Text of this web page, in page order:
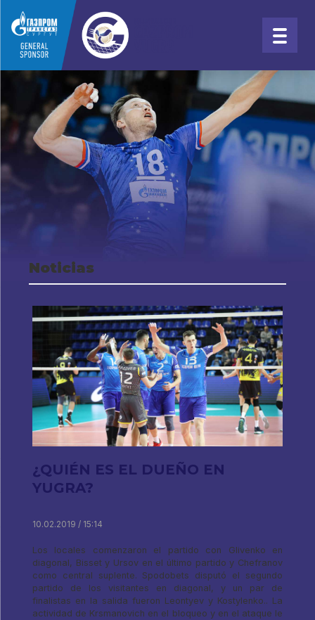
Noticias
¿QUIÉN ES EL DUEÑO EN
YUGRA?
10.02.2019 / 15:14
Los locales comenzaron el partido con Glivenko en
diagonal, Bisset y Ursov en el último partido y Chefranov
como central suplente. Spodobets disputó el segundo
partido de los visitantes en diagonal, y un par de
finalistas en la salida fueron Leontyev y Kostylenko.. La
actividad de Krsmanovich en el bloqueo y en el ataque le